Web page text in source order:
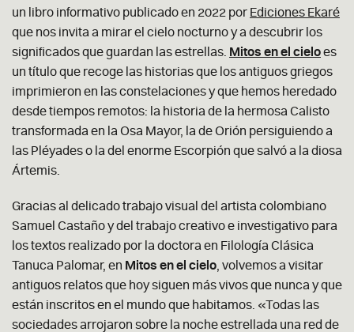
un libro informativo publicado en 2022 por Ediciones Ekaré
que nos invita a mirar el cielo nocturno y a descubrir los
significados que guardan las estrellas. Mitos en el cieloes
un título que recoge las historias que los antiguos griegos
imprimieron en las constelaciones y que hemos heredado
desde tiempos remotos: la historia de la hermosa Calisto
transformada en la Osa Mayor, la de Orión persiguiendo a
las Pléyades o la del enorme Escorpión que salvó a la diosa
Ártemis.
Gracias al delicado trabajo visual del artista colombiano
Samuel Castaño y del trabajo creativo e investigativo para
los textos realizado por la doctora en Filología Clásica
Tanuca Palomar, en Mitos en el cielo , volvemos a visitar
antiguos relatos que hoy siguen más vivos que nunca y que
están inscritos en el mundo que habitamos. «Todas las
sociedades arrojaron sobre la noche estrellada una red de